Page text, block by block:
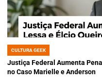
POSTED
IN
CULTURA GEEK
Justiça Federal Aumenta
no Caso Marielle e Anderson